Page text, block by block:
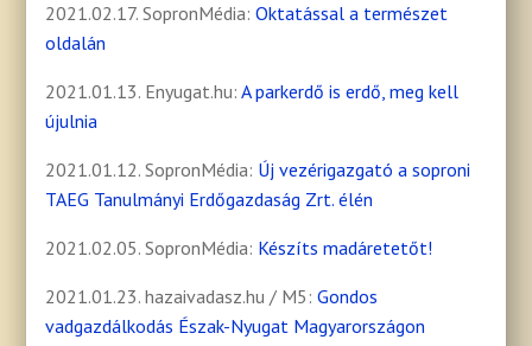
2021.02.17. SopronMédia:Oktatással a természet
oldalán
2021.01.13. Enyugat.hu:A parkerdő is erdő, meg kell
újulnia
2021.01.12. SopronMédia: Új vezérigazgató a soproni
TAEG Tanulmányi Erdőgazdaság Zrt. élén
2021.02.05. SopronMédia: Készíts madáretetőt!
2021.01.23. hazaivadasz.hu / M5:Gondos
vadgazdálkodás Észak-Nyugat Magyarországon